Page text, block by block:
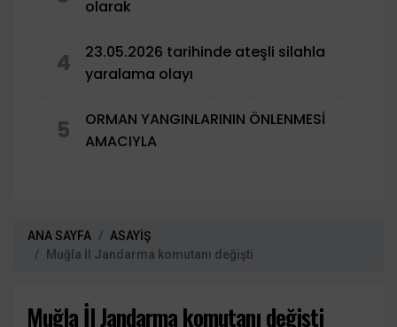
olarak
4
23.05.2026 tarihinde ateşli silahla
yaralama olayı
5
ORMAN YANGINLARININ ÖNLENMESİ
AMACIYLA
ANA SAYFA
ASAYİŞ
Muğla İl Jandarma komutanı değişti
Muğla İl Jandarma komutanı değişti